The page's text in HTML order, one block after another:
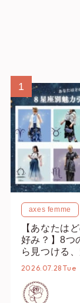
1
axes femme
【あなたは
好み？】8つ
ら見つける
タイリング♡
2026.07.28 Tue